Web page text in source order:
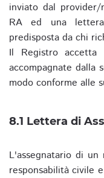
inviato dal
RA ed una
predisposta da chi
Il Registro accetta
accompagnate dalla
modo conforme alle
8.1 Lettera di
L'assegnatario di
responsabilità civile